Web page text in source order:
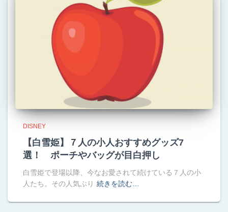
DISNEY
【白雪姫】７人の小人おすすめグッズ7
選！ ポーチやバッグが目白押し
白雪姫で登場以降、今なお愛されて続けている７人の小
人たち。その人気ぶり 続きを読む…